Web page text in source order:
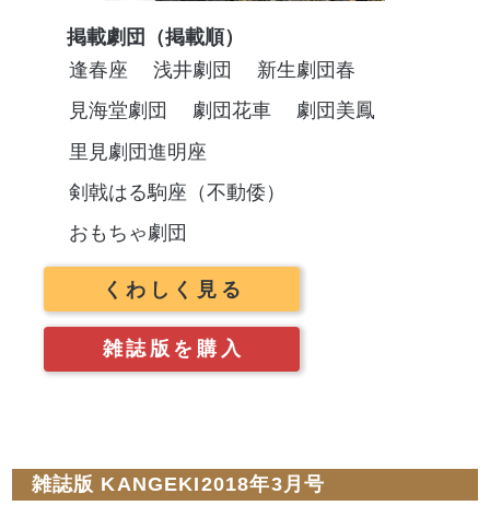
掲載劇団（掲載順）
逢春座
浅井劇団
新生劇団春
見海堂劇団
劇団花車
劇団美鳳
里見劇団進明座
剣戟はる駒座（不動倭）
おもちゃ劇団
くわしく見る
雑誌版を購入
雑誌版 KANGEKI2018年3月号